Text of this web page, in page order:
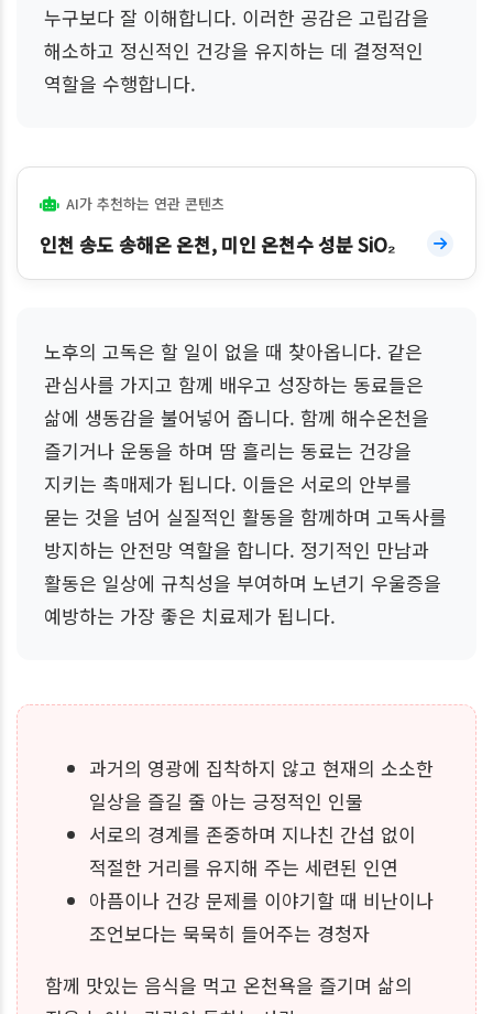
누구보다 잘 이해합니다. 이러한 공감은 고립감을
해소하고 정신적인 건강을 유지하는 데 결정적인
역할을 수행합니다.
AI가 추천하는 연관 콘텐츠
인천 송도 송해온 온천, 미인 온천수 성분 SiO₂
노후의 고독은 할 일이 없을 때 찾아옵니다. 같은
관심사를 가지고 함께 배우고 성장하는 동료들은
삶에 생동감을 불어넣어 줍니다. 함께 해수온천을
즐기거나 운동을 하며 땀 흘리는 동료는 건강을
지키는 촉매제가 됩니다. 이들은 서로의 안부를
묻는 것을 넘어 실질적인 활동을 함께하며 고독사를
방지하는 안전망 역할을 합니다. 정기적인 만남과
활동은 일상에 규칙성을 부여하며 노년기 우울증을
예방하는 가장 좋은 치료제가 됩니다.
과거의 영광에 집착하지 않고 현재의 소소한
일상을 즐길 줄 아는 긍정적인 인물
서로의 경계를 존중하며 지나친 간섭 없이
적절한 거리를 유지해 주는 세련된 인연
아픔이나 건강 문제를 이야기할 때 비난이나
조언보다는 묵묵히 들어주는 경청자
함께 맛있는 음식을 먹고 온천욕을 즐기며 삶의